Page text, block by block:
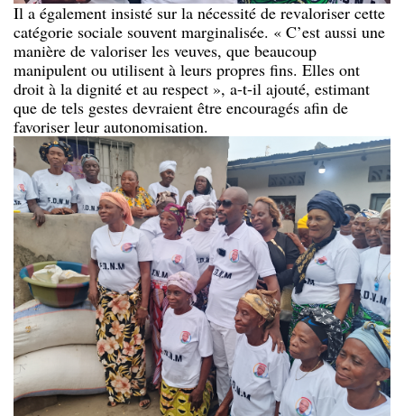
Il a également insisté sur la nécessité de revaloriser cette
catégorie sociale souvent marginalisée. « C’est aussi une
manière de valoriser les veuves, que beaucoup
manipulent ou utilisent à leurs propres fins. Elles ont
droit à la dignité et au respect », a-t-il ajouté, estimant
que de tels gestes devraient être encouragés afin de
favoriser leur autonomisation.